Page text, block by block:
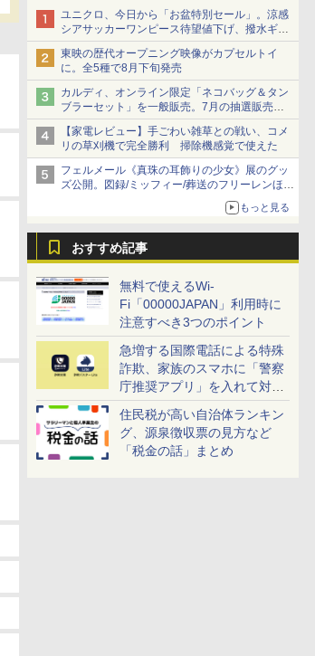
ユニクロ、今日から「お盆特別セール」。涼感
シアサッカーワンピース待望値下げ、撥水ギア
ショーツは1990円に
東映の歴代オープニング映像がカプセルトイ
に。全5種で8月下旬発売
カルディ、オンライン限定「ネコバッグ＆タン
ブラーセット」を一般販売。7月の抽選販売の
当選無効分
【家電レビュー】手ごわい雑草との戦い、コメ
リの草刈機で完全勝利 掃除機感覚で使えた
フェルメール《真珠の耳飾りの少女》展のグッ
ズ公開。図録/ミッフィー/葬送のフリーレンほ
もっと見る
おすすめ記事
無料で使えるWi-
Fi「00000JAPAN」利用時に
注意すべき3つのポイント
急増する国際電話による特殊
詐欺、家族のスマホに「警察
庁推奨アプリ」を入れて対策
しよう！
住民税が高い自治体ランキン
グ、源泉徴収票の見方など
「税金の話」まとめ